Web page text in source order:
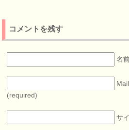
コメントを残す
名
(required)
サ